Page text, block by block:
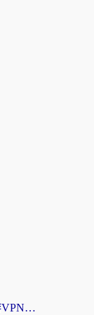
ChickCN VPN好用吗？和奇游手游VPN对比哪个回国效果更好？海外党亲测实用指南